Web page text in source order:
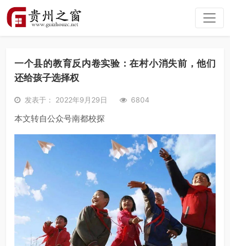
一个县的教育反内卷实验：在村小消失前，他们
还给孩子选择权
发表于： 2022年9月29日 6804
本文转自公众号南都校探